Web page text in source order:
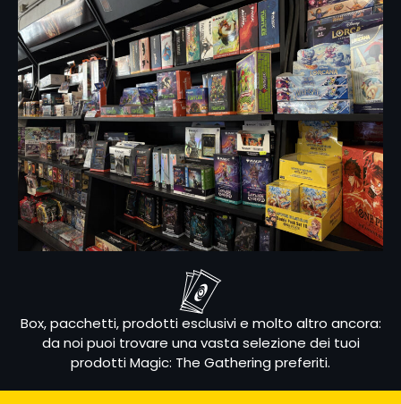
Box, pacchetti, prodotti esclusivi e molto altro ancora:
da noi puoi trovare una vasta selezione dei tuoi
prodotti Magic: The Gathering preferiti.